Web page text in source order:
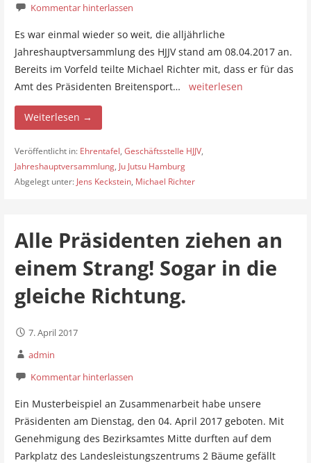
Kommentar hinterlassen
Es war einmal wieder so weit, die alljährliche
Jahreshauptversammlung des HJJV stand am 08.04.2017 an.
Bereits im Vorfeld teilte Michael Richter mit, dass er für das
Amt des Präsidenten Breitensport… weiterlesen
Weiterlesen →
Veröffentlicht in: Ehrentafel, Geschäftsstelle HJJV,
Jahreshauptversammlung, Ju Jutsu Hamburg
Abgelegt unter: Jens Keckstein, Michael Richter
Alle Präsidenten ziehen an
einem Strang! Sogar in die
gleiche Richtung.
7. April 2017
admin
Kommentar hinterlassen
Ein Musterbeispiel an Zusammenarbeit habe unsere
Präsidenten am Dienstag, den 04. April 2017 geboten. Mit
Genehmigung des Bezirksamtes Mitte durften auf dem
Parkplatz des Landesleistungszentrums 2 Bäume gefällt